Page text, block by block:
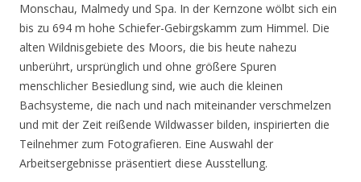
Monschau, Malmedy und Spa. In der Kernzone wölbt sich ein
bis zu 694 m hohe Schiefer-Gebirgskamm zum Himmel. Die
alten Wildnisgebiete des Moors, die bis heute nahezu
unberührt, ursprünglich und ohne größere Spuren
menschlicher Besiedlung sind, wie auch die kleinen
Bachsysteme, die nach und nach miteinander verschmelzen
und mit der Zeit reißende Wildwasser bilden, inspirierten die
Teilnehmer zum Fotografieren. Eine Auswahl der
Arbeitsergebnisse präsentiert diese Ausstellung.